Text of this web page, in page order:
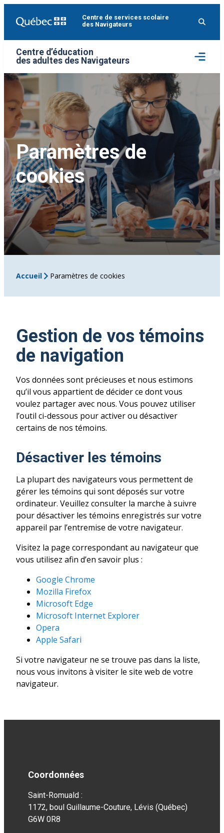
Centre de services scolaire
des Navigateurs
Centre d’éducation
des adultes des Navigateurs
Ouvrir
le
menu
Paramètres de
cookies
Accueil Paramètres de cookies
Gestion de vos témoins
de navigation
Vos données sont précieuses et nous estimons
qu’il vous appartient de décider ce dont vous
voulez partager avec nous. Vous pouvez utiliser
l’outil ci-dessous pour activer ou désactiver
certains de nos témoins.
Désactiver les témoins
La plupart des navigateurs vous permettent de
gérer les témoins qui sont déposés sur votre
ordinateur. Veuillez consulter la marche à suivre
pour désactiver les témoins enregistrés sur votre
appareil par l’entremise de votre navigateur.
Visitez la page correspondant au navigateur que
vous utilisez afin d’en savoir plus :
Google Chrome
Mozilla Firefox
Microsoft Edge
Microsoft Internet Explorer
Opera
Apple Safari
Si votre navigateur ne se trouve pas dans la liste,
nous vous invitons à visiter le site web de votre
navigateur.
Coordonnées
Saint-Romuald :
1172, boul Guillaume-Couture, Lévis (Québec)
G6W 0R8